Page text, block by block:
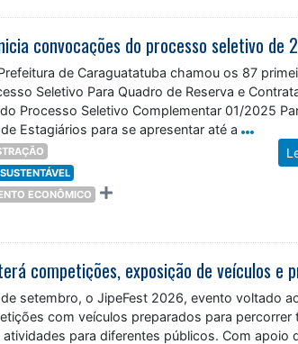
de Caraguatatuba chamou os 87
Seletivo Para Quadro de Reserva e
Processo Seletivo Complementar 01/2025
Estagiários para se apresentar até a
ECONÔMICO
setembro, o JipeFest 2026, evento voltado
com veículos preparados para percorrer
para diferentes públicos. Com apoio